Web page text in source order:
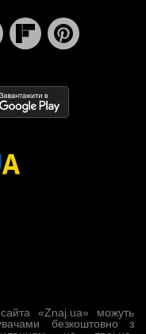
«Znaj.ua» можуть
безкоштовно з